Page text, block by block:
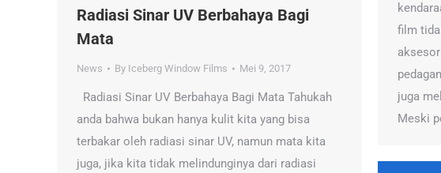
Radiasi Sinar UV Berbahaya Bagi
Mata
News By Iceberg Window Films Mei 9, 2017
Radiasi Sinar UV Berbahaya Bagi Mata Tahukah
anda bahwa bukan hanya kulit kita yang bisa
terbakar oleh radiasi sinar UV, namun mata kita
juga, jika kita tidak melindunginya dari radiasi
film
juga
Meski